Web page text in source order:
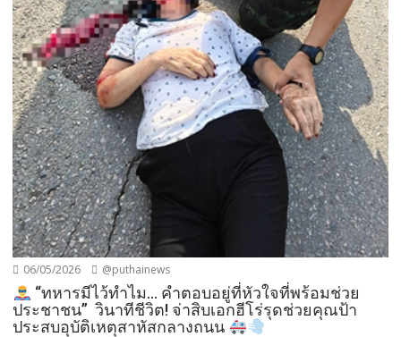
06/05/2026 @puthainews
“ทหารมีไว้ทำไม… คำตอบอยู่ที่หัวใจที่พร้อมช่วย
ประชาชน” ​วินาทีชีวิต! จ่าสิบเอกฮีโร่รุดช่วยคุณป้า
ประสบอุบัติเหตุสาหัสกลางถนน